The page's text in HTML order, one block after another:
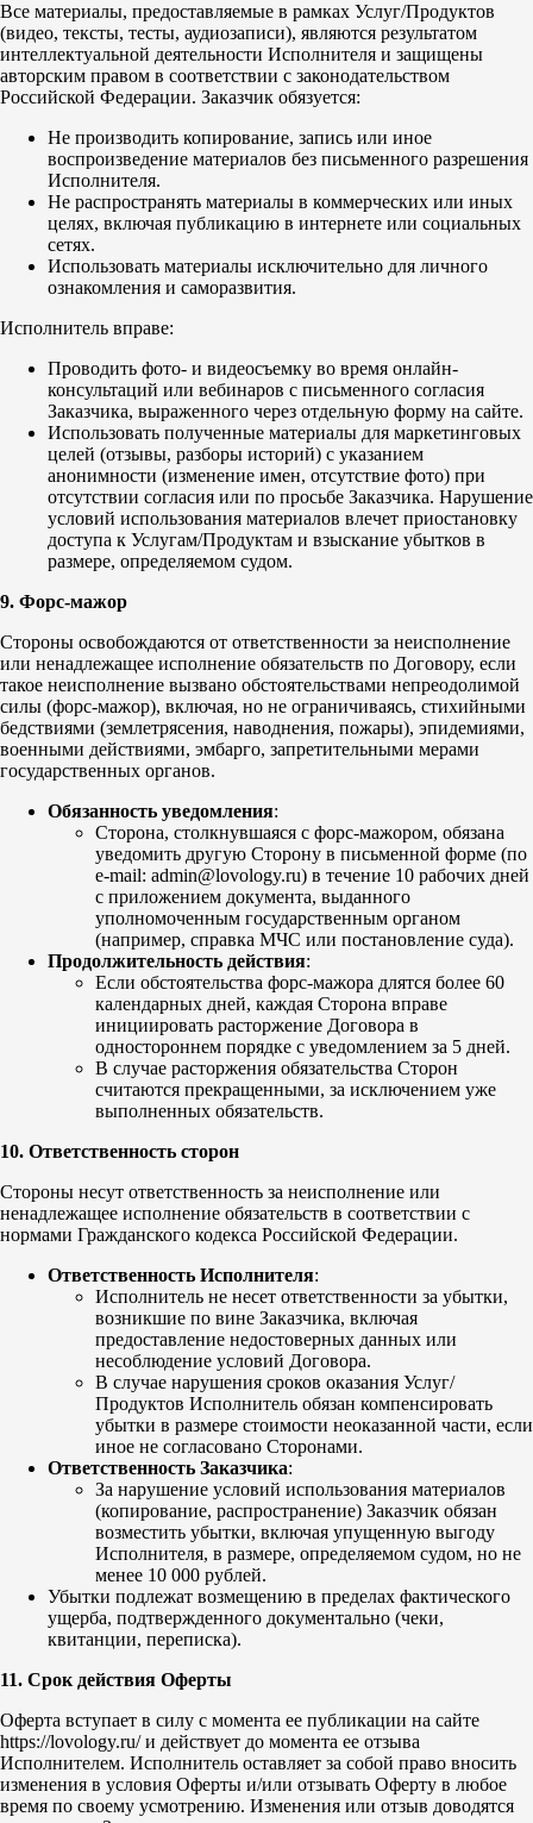
Все материалы, предоставляемые в рамках Услуг/Продуктов
(видео, тексты, тесты, аудиозаписи), являются результатом
интеллектуальной деятельности Исполнителя и защищены
авторским правом в соответствии с законодательством
Российской Федерации. Заказчик обязуется:
Не производить копирование, запись или иное
воспроизведение материалов без письменного разрешения
Исполнителя.
Не распространять материалы в коммерческих или иных
целях, включая публикацию в интернете или социальных
сетях.
Использовать материалы исключительно для личного
ознакомления и саморазвития.
Исполнитель вправе:
Проводить фото- и видеосъемку во время онлайн-
консультаций или вебинаров с письменного согласия
Заказчика, выраженного через отдельную форму на сайте.
Использовать полученные материалы для маркетинговых
целей (отзывы, разборы историй) с указанием
анонимности (изменение имен, отсутствие фото) при
отсутствии согласия или по просьбе Заказчика. Нарушение
условий использования материалов влечет приостановку
доступа к Услугам/Продуктам и взыскание убытков в
размере, определяемом судом.
9. Форс-мажор
Стороны освобождаются от ответственности за неисполнение
или ненадлежащее исполнение обязательств по Договору, если
такое неисполнение вызвано обстоятельствами непреодолимой
силы (форс-мажор), включая, но не ограничиваясь, стихийными
бедствиями (землетрясения, наводнения, пожары), эпидемиями,
военными действиями, эмбарго, запретительными мерами
государственных органов.
Обязанность уведомления:
Сторона, столкнувшаяся с форс-мажором, обязана
уведомить другую Сторону в письменной форме (по
e-mail: admin@lovology.ru) в течение 10 рабочих дней
с приложением документа, выданного
уполномоченным государственным органом
(например, справка МЧС или постановление суда).
Продолжительность действия:
Если обстоятельства форс-мажора длятся более 60
календарных дней, каждая Сторона вправе
инициировать расторжение Договора в
одностороннем порядке с уведомлением за 5 дней.
В случае расторжения обязательства Сторон
считаются прекращенными, за исключением уже
выполненных обязательств.
10. Ответственность сторон
Стороны несут ответственность за неисполнение или
ненадлежащее исполнение обязательств в соответствии с
нормами Гражданского кодекса Российской Федерации.
Ответственность Исполнителя:
Исполнитель не несет ответственности за убытки,
возникшие по вине Заказчика, включая
предоставление недостоверных данных или
несоблюдение условий Договора.
В случае нарушения сроков оказания Услуг/
Продуктов Исполнитель обязан компенсировать
убытки в размере стоимости неоказанной части, если
иное не согласовано Сторонами.
Ответственность Заказчика:
За нарушение условий использования материалов
(копирование, распространение) Заказчик обязан
возместить убытки, включая упущенную выгоду
Исполнителя, в размере, определяемом судом, но не
менее 10 000 рублей.
Убытки подлежат возмещению в пределах фактического
ущерба, подтвержденного документально (чеки,
квитанции, переписка).
11. Срок действия Оферты
Оферта вступает в силу с момента ее публикации на сайте
https://lovology.ru/ и действует до момента ее отзыва
Исполнителем. Исполнитель оставляет за собой право вносить
изменения в условия Оферты и/или отзывать Оферту в любое
время по своему усмотрению. Изменения или отзыв доводятся